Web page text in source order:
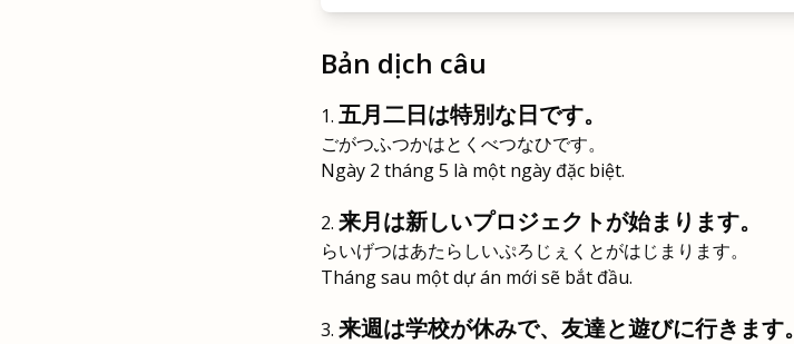
Bản dịch câu
五月二日は特別な日です。
ごがつふつかはとくべつなひです。
Ngày 2 tháng 5 là một ngày đặc biệt.
来月は新しいプロジェクトが始まります。
らいげつはあたらしいぷろじぇくとがはじまります。
Tháng sau một dự án mới sẽ bắt đầu.
来週は学校が休みで、友達と遊びに行きます。